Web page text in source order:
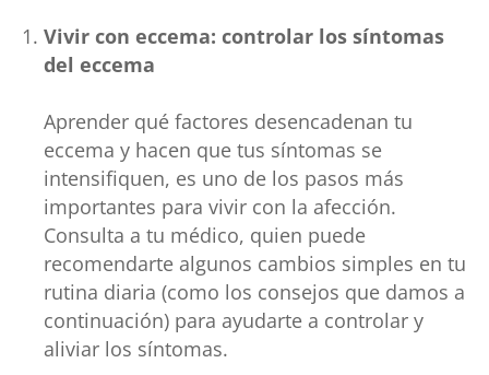
Vivir con eccema: controlar los síntomas
del eccema
Aprender qué factores desencadenan tu
eccema y hacen que tus síntomas se
intensifiquen, es uno de los pasos más
importantes para vivir con la afección.
Consulta a tu médico, quien puede
recomendarte algunos cambios simples en tu
rutina diaria (como los consejos que damos a
continuación) para ayudarte a controlar y
aliviar los síntomas.